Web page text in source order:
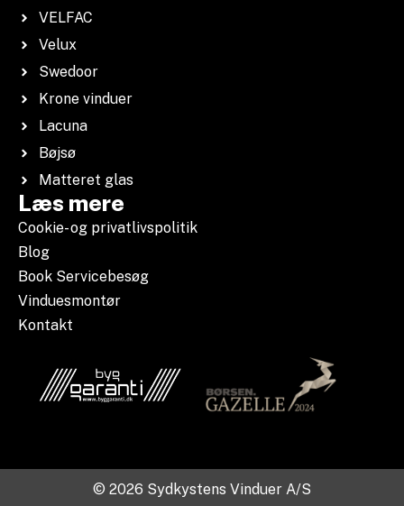
VELFAC
Velux
Swedoor
Krone vinduer
Lacuna
Bøjsø
Matteret glas
Læs mere
Cookie- og privatlivspolitik
Blog
Book Servicebesøg
Vinduesmontør
Kontakt
© 2026 Sydkystens Vinduer A/S